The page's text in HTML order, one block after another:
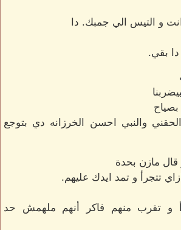
و التيس الي جمبك. دا
دا بقي.
بصياح
والنبي احسن الخرزانه دي بتوجع
مازن بحدة
تتجرأ و تمد ايدك عليهم.
و تقرب منهم فاكر أنهم ملهمش حد